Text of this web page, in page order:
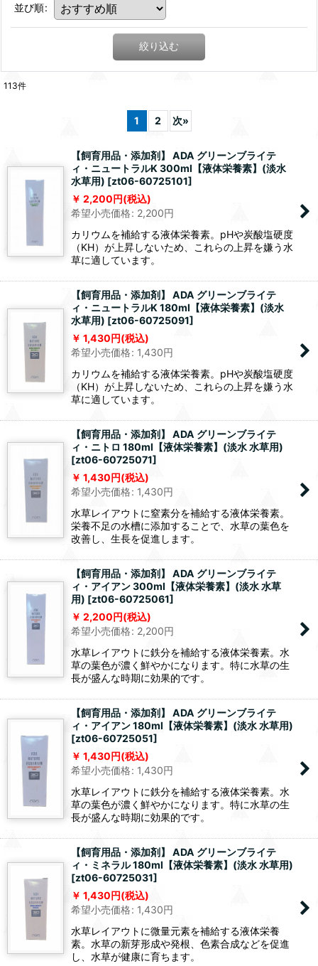
並び順:
絞り込む
113件
1 2 次»
【飼育用品・添加剤】 ADA グリーンブライテ
ィ・ニュートラルK 300ml【液体栄養素】(淡水
水草用) [zt06-60725101]
2,200円(税込)
希望小売価格: 2,200円
カリウムを補給する液体栄養素。pHや炭酸塩硬度
（KH）が上昇しないため、これらの上昇を嫌う水
草に適しています。
【飼育用品・添加剤】 ADA グリーンブライテ
ィ・ニュートラルK 180ml【液体栄養素】(淡水
水草用) [zt06-60725091]
1,430円(税込)
希望小売価格: 1,430円
カリウムを補給する液体栄養素。pHや炭酸塩硬度
（KH）が上昇しないため、これらの上昇を嫌う水
草に適しています。
【飼育用品・添加剤】 ADA グリーンブライテ
ィ・ニトロ 180ml【液体栄養素】(淡水 水草用)
[zt06-60725071]
1,430円(税込)
希望小売価格: 1,430円
水草レイアウトに窒素分を補給する液体栄養素。
栄養不足の水槽に添加することで、水草の葉色を
改善し、生長を促進します。
【飼育用品・添加剤】 ADA グリーンブライテ
ィ・アイアン 300ml【液体栄養素】(淡水 水草
用) [zt06-60725061]
2,200円(税込)
希望小売価格: 2,200円
水草レイアウトに鉄分を補給する液体栄養素。水
草の葉色が濃く鮮やかになります。特に水草の生
長が盛んな時期に効果的です。
【飼育用品・添加剤】 ADA グリーンブライテ
ィ・アイアン 180ml【液体栄養素】(淡水 水草用)
[zt06-60725051]
1,430円(税込)
希望小売価格: 1,430円
水草レイアウトに鉄分を補給する液体栄養素。水
草の葉色が濃く鮮やかになります。特に水草の生
長が盛んな時期に効果的です。
【飼育用品・添加剤】 ADA グリーンブライテ
ィ・ミネラル 180ml【液体栄養素】(淡水 水草用)
[zt06-60725031]
1,430円(税込)
希望小売価格: 1,430円
水草レイアウトに微量元素を補給する液体栄養
素。水草の新芽形成や発根、色素合成などを促進
し、水草が健康に育ちます。